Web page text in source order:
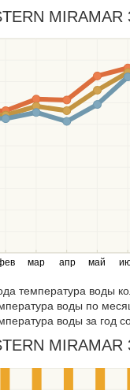
MIRAMAR
мар апр май
температура воды
воды по
воды за год
MIRAMAR